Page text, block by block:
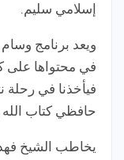
إسلامي سليم.
ويعد برنامج وسام
في محتواها على
فيأخذنا في
حافظي كتاب
يخاطب الشيخ